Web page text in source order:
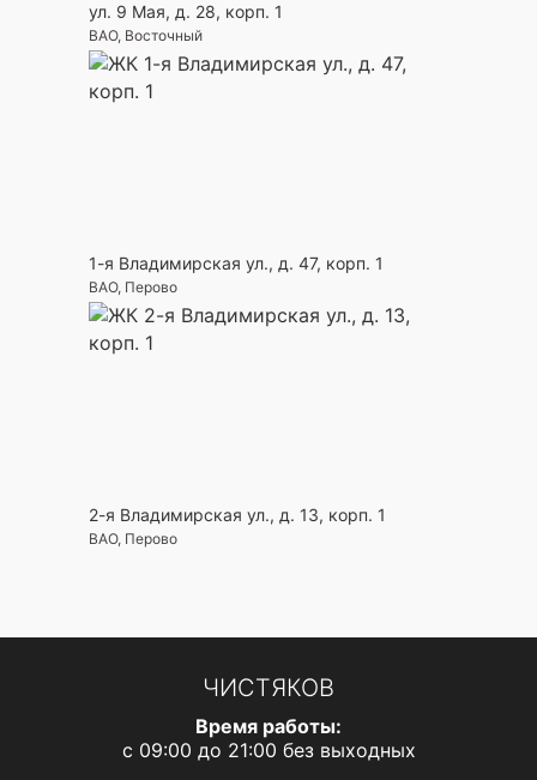
ул. 9 Мая, д. 28, корп. 1
ВАО, Восточный
1-я Владимирская ул., д. 47, корп. 1
ВАО, Перово
2-я Владимирская ул., д. 13, корп. 1
ВАО, Перово
ЧИСТЯКОВ
Время работы:
с 09:00 до 21:00 без выходных